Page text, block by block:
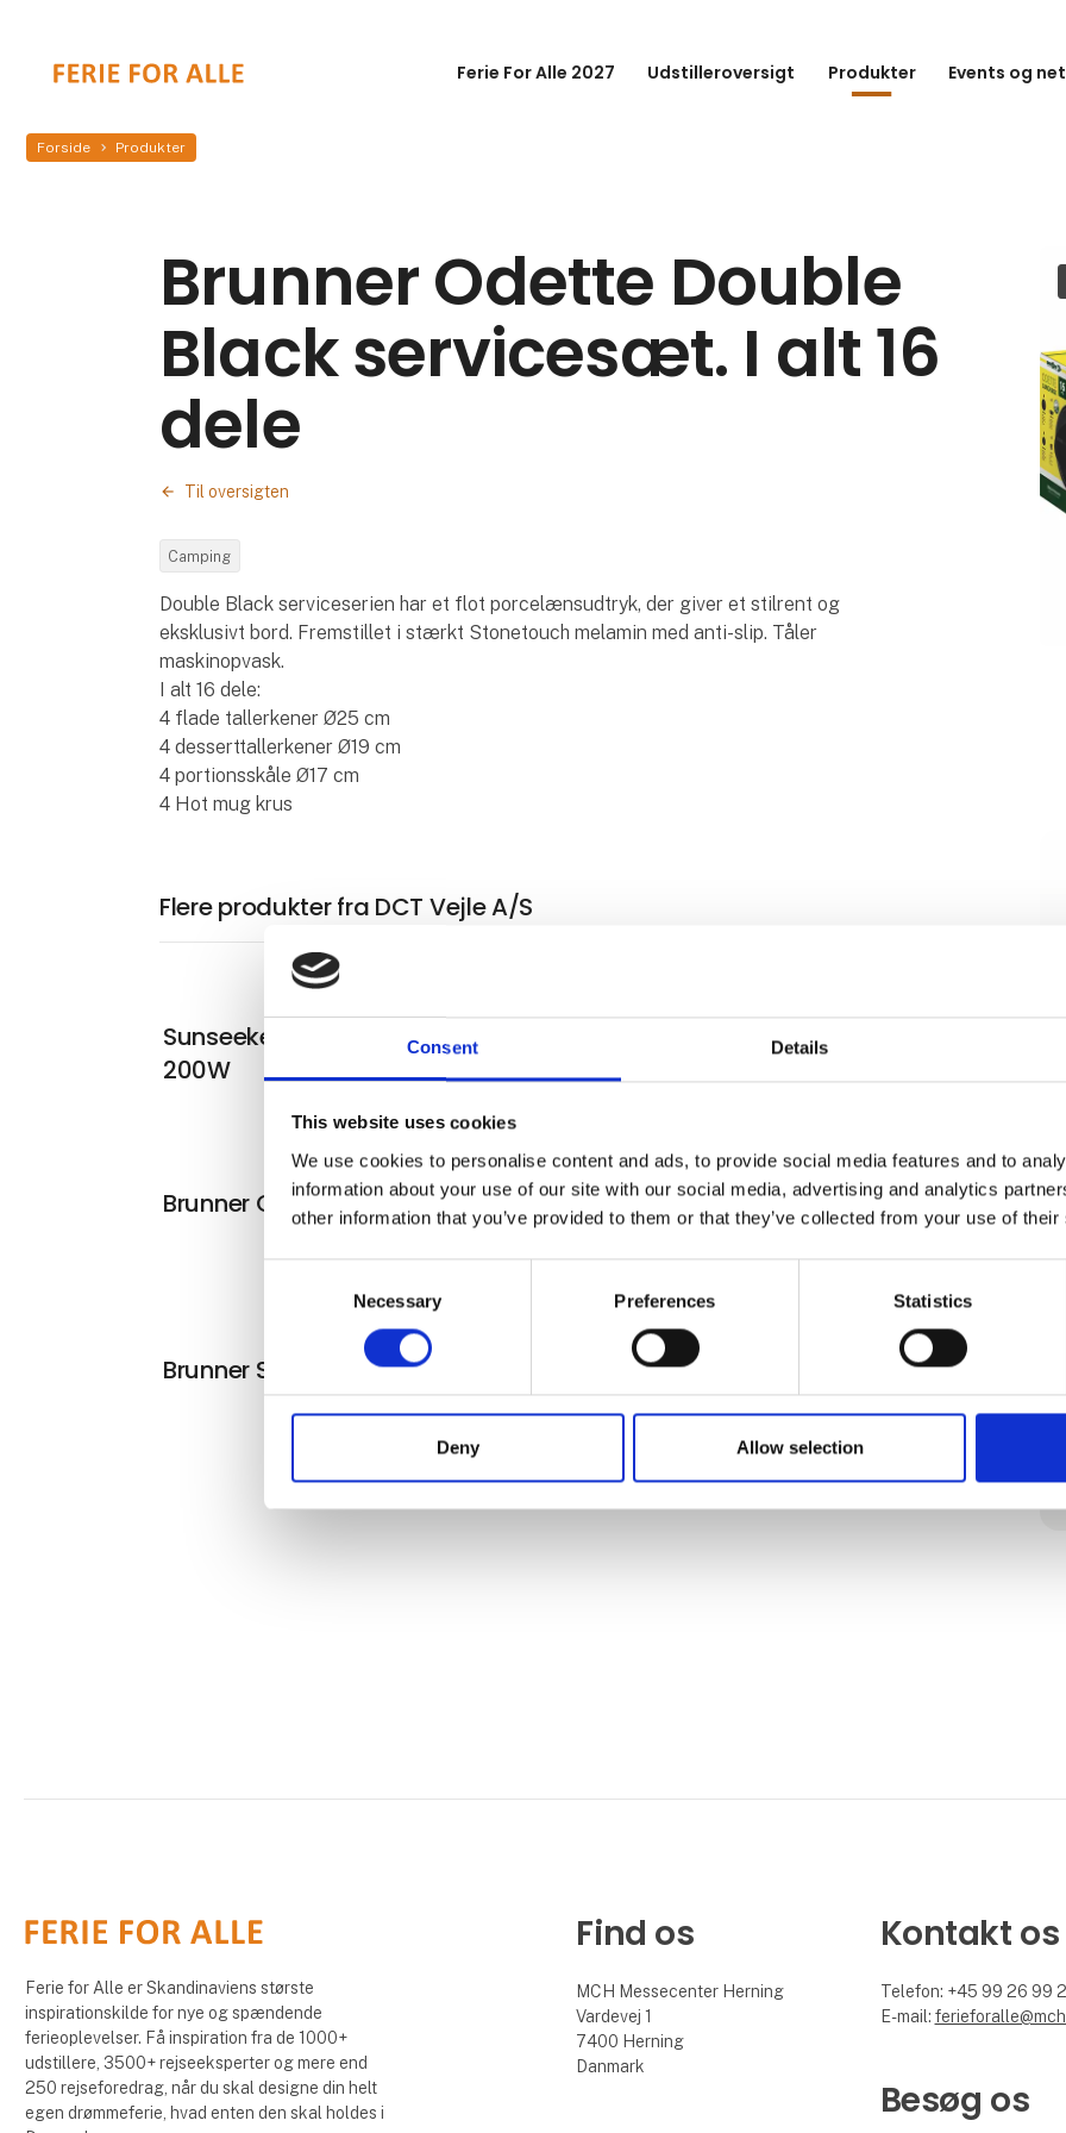
Consent Details
This website uses cookies
We use cookies to personalise content and ads, to provide social media features and to
information about your use of our site with our social media, advertising and analytics
other information that you’ve provided to them or that they’ve collected from your use of
Necessary Preferences Statistics
Deny Allow selection
Ferie For Alle 2027 Udstilleroversigt Produkter Events og
Forside Produkter
Brunner Odette Double
Black servicesæt. I alt 16
dele
Til oversigten
Camping
Double Black serviceserien har et flot porcelænsudtryk, der giver et stilrent og
eksklusivt bord. Fremstillet i stærkt Stonetouch melamin med anti-slip. Tåler
maskinopvask.
I alt 16 dele:
4 flade tallerkener Ø25 cm
4 desserttallerkener Ø19 cm
4 portionsskåle Ø17 cm
4 Hot mug krus
Flere produkter fra DCT Vejle A/S
Sunseeker solpanel - 135W og
200W
Brunner Vivamocca
espressomaskine
Brunner Cruiser foldestol
Brunner Skye 3D Compact
Brunner Skye 3D campingstol Brunner Sangria campingstol
Ferie for Alle er Skandinaviens største
inspirationskilde for nye og spændende
ferieoplevelser. Få inspiration fra de 1000+
udstillere, 3500+ rejseeksperter og mere end
250 rejseforedrag, når du skal designe din helt
egen drømmeferie, hvad enten den skal holdes i
Find os
MCH Messecenter Herning
Vardevej 1
7400 Herning
Danmark
Kontakt os
Telefon: +45 99 26 99
E-mail:
Besøg os